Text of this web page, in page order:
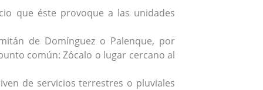
que éste provoque a las unidades
de Domínguez o Palenque, por
común: Zócalo o lugar cercano al
de servicios terrestres o pluviales